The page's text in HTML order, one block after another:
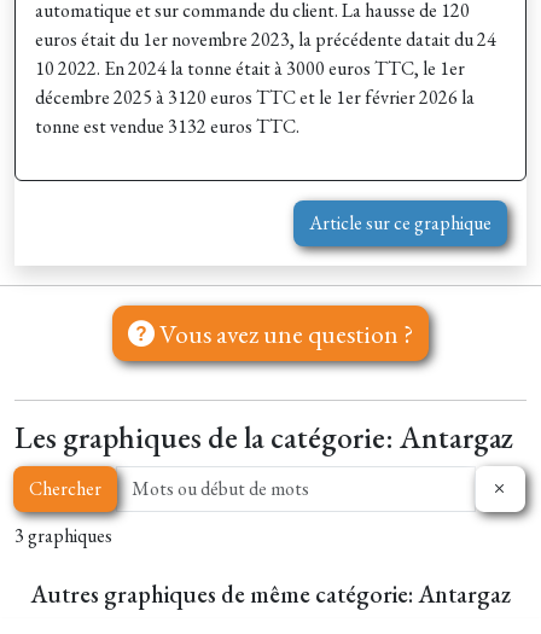
automatique et sur commande du client. La hausse de 120
euros était du 1er novembre 2023, la précédente datait du 24
10 2022. En 2024 la tonne était à 3000 euros TTC, le 1er
décembre 2025 à 3120 euros TTC et le 1er février 2026 la
tonne est vendue 3132 euros TTC.
Article sur ce graphique
Vous avez une question ?
Les graphiques de la catégorie: Antargaz
Chercher
3 graphiques
Autres graphiques de même catégorie: Antargaz